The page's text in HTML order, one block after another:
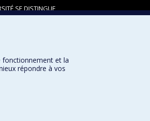
SE DISTINGUE
site|Accessibilité
fonctionnement et la
répondre à vos